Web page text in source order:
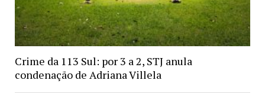
Crime da 113 Sul: por 3 a 2, STJ anula
condenação de Adriana Villela